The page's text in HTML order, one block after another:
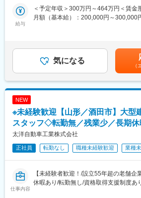
◇店舗運営
・店舗での電話応対
・店舗会議・研修への参加
・キャンペーン企画など、集客に向け
■キャリアパス：
スタッフ（R CREW）から店長を経て
入社後1年で店長昇格を目指していただ
■組織構成：
1店舗あたり店長1名、スタッフ5～15名
重視し相談しやすい環境◎
・自動車及び建設機械の販売営業（主
へのルートセールス）
・顧客が保有する車輛・機械の整備に
■業務詳細：
・新規開拓営業はありません。
・担当エリアは車で50キロ以内を想定
・大特、大型自動車免許等の資格取得
でバックアップいたします。（資格取得
担）
■教育体制
などのojtも実施されます。
給与
＜予定年収＞300万円～464万円＜賃金
月額（基本給）：200,000円～300,000
賃金はあくまでも目安の金額であり、
性があります。月給(月額)は固定手当を
気になる
（
NEW
※未経験歓迎【山形／酒田市】大型
スタッフ◇転勤無／残業少／長期休
太洋自動車工業株式会社
正社員 転勤なし 職種未経験歓迎 業種
仕事内容
【未経験者歓迎！/設立55年超の老舗
休暇あり/転勤無し/資格取得支援制度あ